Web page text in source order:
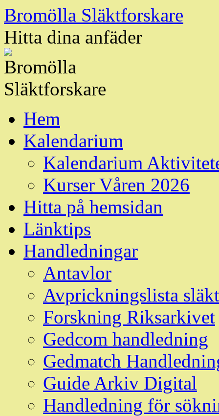
Hoppa
till
innehåll
Bromölla Släktforskare
Hitta dina anfäder
Hem
Kalendarium
Kalendarium
Kurser Våren 2026
Hitta på hemsidan
Länktips
Handledningar
Antavlor
Avprickningslista
Forskning Riksarkivet
Gedcom handledning
Gedmatch
Guide Arkiv Digital
Handledning för